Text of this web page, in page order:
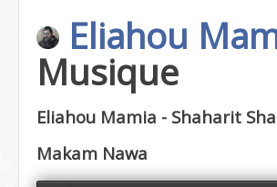
Eliahou
Musique
Eliahou Mamia - Shaharit
Makam Nawa